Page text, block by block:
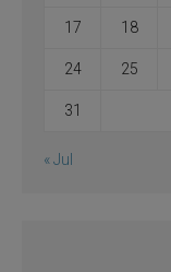
17 18
24 25
31
« Jul